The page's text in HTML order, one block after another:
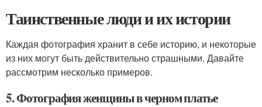
Таинственные люди и их истории
Каждая фотография хранит в себе историю, и некоторые
из них могут быть действительно страшными. Давайте
рассмотрим несколько примеров.
5. Фотография женщины в черном платье